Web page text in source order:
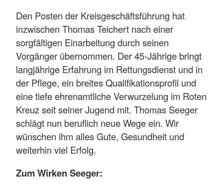
Den Posten der Kreisgeschäftsführung hat
inzwischen Thomas Teichert nach einer
sorgfältigen Einarbeitung durch seinen
Vorgänger übernommen. Der 45-Jährige bringt
langjährige Erfahrung im Rettungsdienst und in
der Pflege, ein breites Qualifikationsprofil und
eine tiefe ehrenamtliche Verwurzelung im Roten
Kreuz seit seiner Jugend mit. Thomas Seeger
schlägt nun beruflich neue Wege ein. Wir
wünschen ihm alles Gute, Gesundheit und
weiterhin viel Erfolg.
Zum Wirken Seeger: